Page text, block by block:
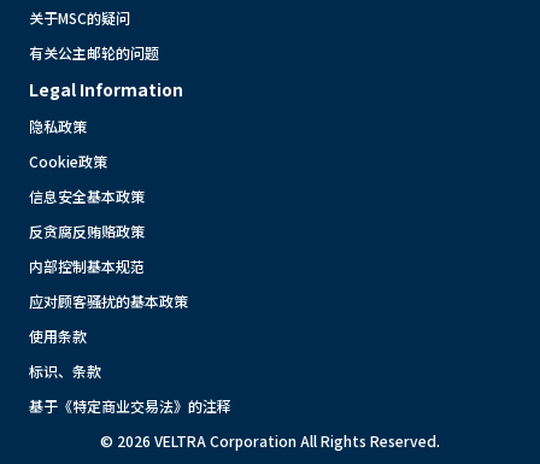
关于MSC的疑问
有关公主邮轮的问题
Legal Information
隐私政策
Cookie政策
信息安全基本政策
反贪腐反贿赂政策
内部控制基本规范
应对顾客骚扰的基本政策
使用条款
标识、条款
基于《特定商业交易法》的注释
© 2026 VELTRA Corporation All Rights Reserved.